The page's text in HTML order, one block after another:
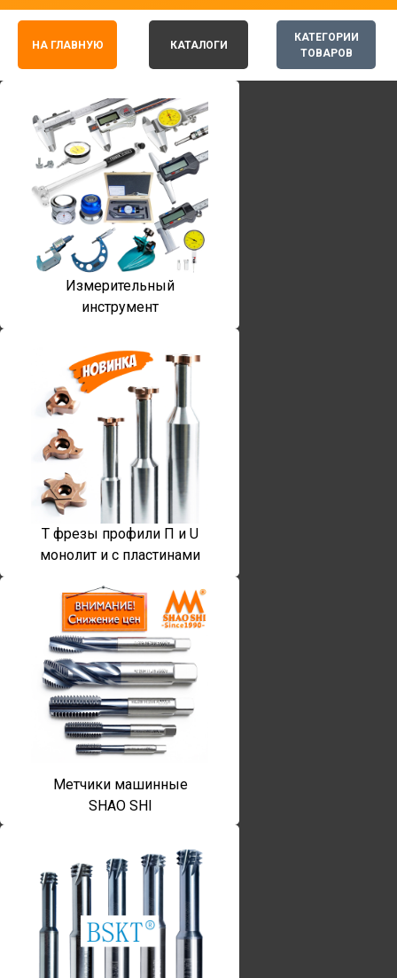
КАТЕГОРИИ
ТОВАРОВ
НА ГЛАВНУЮ КАТАЛОГИ
Измерительный
инструмент
T фрезы профили П и U
монолит и с пластинами
Метчики машинные
SHAO SHI